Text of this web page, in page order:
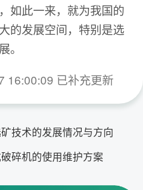
如此一来，就为我国的
的发展空间，特别是选
。
16:00:09 已补充更新
技术的发展情况与方向
碎机的使用维护方案